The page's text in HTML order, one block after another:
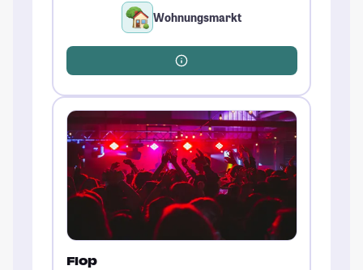
Wohnungsmarkt
Flop